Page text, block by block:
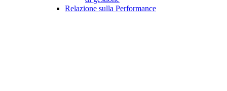
Relazione sulla Performance